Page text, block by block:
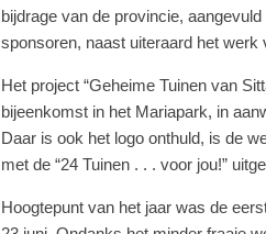
bijdrage van de provincie,
sponsoren, naast uiteraard het werk
Het project “Geheime Tuinen van
bijeenkomst in het Mariapark, in
Daar is ook het logo onthuld, is de
met de “24 Tuinen . . . voor jou!”
Hoogtepunt van het jaar was de